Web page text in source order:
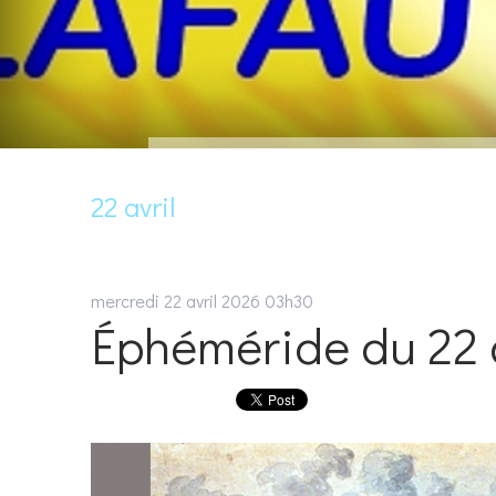
22 avril
mercredi 22 avril 2026 03h30
Éphéméride du